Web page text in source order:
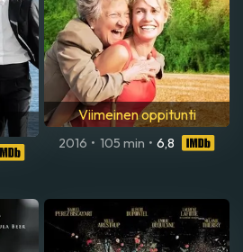
Viimeinen oppitunti
2016 • 105 min • 6,8